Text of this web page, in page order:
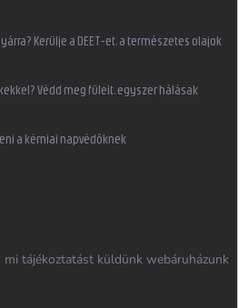
Kerülje a DEET-et, a természetes olajok
Védd meg füleit, egyszer hálásak
a kémiai napvédőknek
mi tájékoztatást küldünk webáruházunk